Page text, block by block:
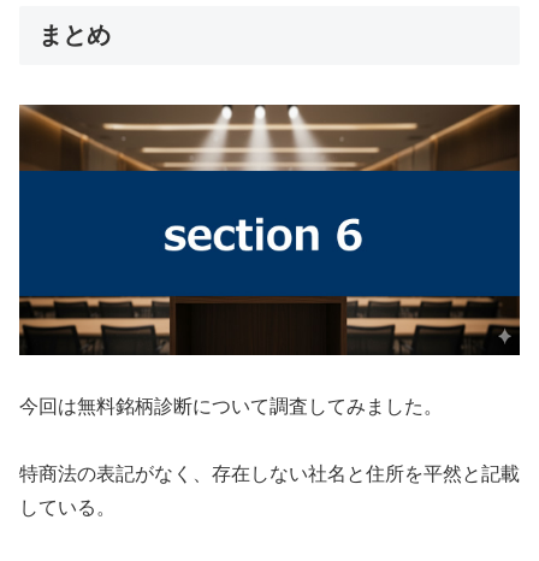
まとめ
今回は無料銘柄診断について調査してみました。
特商法の表記がなく、存在しない社名と住所を平然と記載
している。